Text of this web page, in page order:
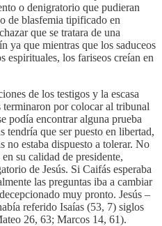
o denigratorio que pudieran
de blasfemia tipificado en
que se tratara de una
ya que mientras que los saduceos
espirituales, los fariseos creían en
de los testigos y la escasa
terminaron por colocar al tribunal
podía encontrar alguna prueba
tendría que ser puesto en libertad,
no estaba dispuesto a tolerar. No
su calidad de presidente,
de Jesús. Si Caifás esperaba
las preguntas iba a cambiar
muy pronto. Jesús –
referido Isaías (53, 7) siglos
26, 63; Marcos 14, 61).